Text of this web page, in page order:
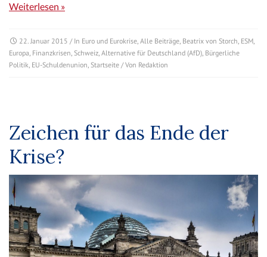
Weiterlesen »
22. Januar 2015 / In Euro und Eurokrise, Alle Beiträge, Beatrix von Storch, ESM,
Europa, Finanzkrisen, Schweiz, Alternative für Deutschland (AfD), Bürgerliche
Politik, EU-Schuldenunion, Startseite / Von Redaktion
Zeichen für das Ende der
Krise?